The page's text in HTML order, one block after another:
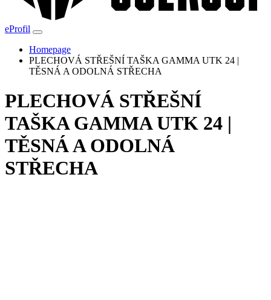
eProfil
Homepage
PLECHOVÁ STŘEŠNÍ TAŠKA GAMMA UTK 24 |
TĚSNÁ A ODOLNÁ STŘECHA
PLECHOVÁ STŘEŠNÍ
TAŠKA GAMMA UTK 24 |
TĚSNÁ A ODOLNÁ
STŘECHA